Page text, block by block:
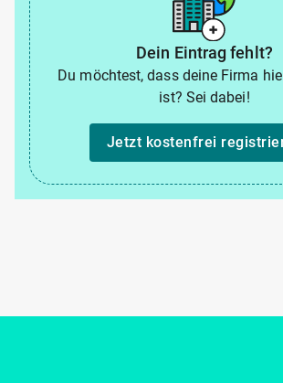
Dein Eintrag fehlt?
Du möchtest, dass deine Firma
ist? Sei dabei!
Jetzt kostenfrei